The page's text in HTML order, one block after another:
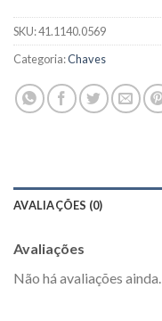
SKU:41.1140.0569
Categoria:Chaves
AVALIAÇÕES (0)
Avaliações
Não há avaliações ainda.